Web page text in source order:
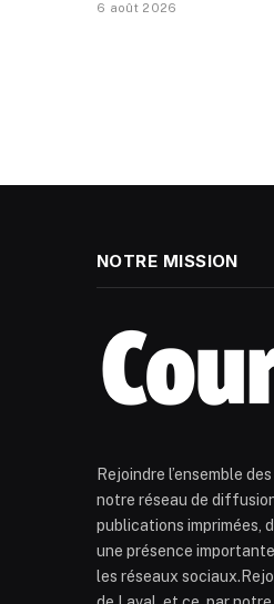
6 août 2026
NOTRE MISSION
Rejoindre l’ensemble
notre réseau de
publications imprimées,
une présence
les réseaux